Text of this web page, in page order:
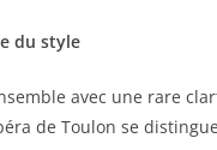
du style
avec une rare
de Toulon se